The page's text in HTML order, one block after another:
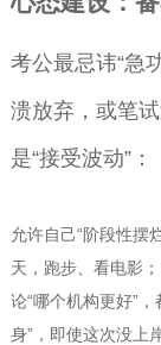
考公最忌讳“急
溃放弃，或笔
是“接受波动”：
允许自己“阶段性摆
天，跑步、看电影
论“哪个机构更好”
身”，即使这次没上